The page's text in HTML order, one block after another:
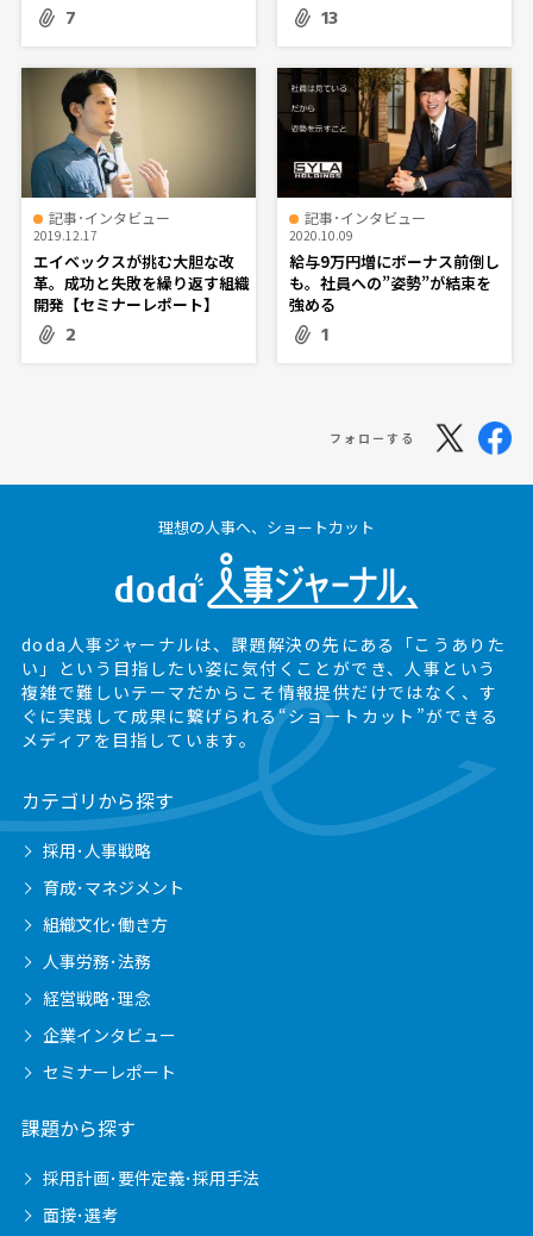
7 13
記事･インタビュー
2019.12.17
エイベックスが挑む大胆な改
革。成功と失敗を繰り返す組織
開発【セミナーレポート】
2
記事･インタビュー
2020.10.09
給与9万円増にボーナス前倒し
も。社員への”姿勢”が結束を
強める
1
フォローする
理想の人事へ、ショートカット
doda人事ジャーナルは、課題解決の先にある
「こうありた
い」という目指したい姿に気付くことができ、人事という
複雑で難しいテーマだからこそ情報提供だけではなく、 す
ぐに実践して成果に繋げられる“ショートカット”ができる
メディアを目指しています。
カテゴリから探す
採用･人事戦略
育成･マネジメント
組織文化･働き方
人事労務･法務
経営戦略･理念
企業インタビュー
セミナーレポート
課題から探す
採用計画･要件定義･採用手法
面接･選考